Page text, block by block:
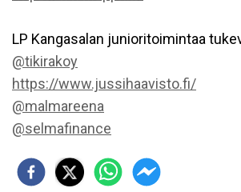
LP Kangasalan junioritoimintaa
@tikirakoy
https://www.jussihaavisto.fi/
@malmareena
@selmafinance